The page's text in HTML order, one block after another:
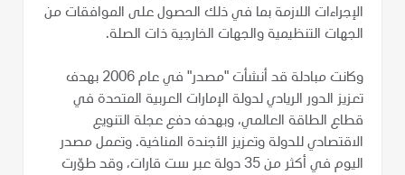
الإجراءات اللازمة بما في ذلك الحصول على الموافقات من
الجهات التنظيمية والجهات الخارجية ذات الصلة.
وكانت مبادلة قد أنشأت "مصدر" في عام 2006 بهدف
تعزيز الدور الريادي لدولة الإمارات العربية المتحدة في
قطاع الطاقة العالمي، وبهدف دفع عجلة التنويع
الاقتصادي للدولة وتعزيز الأجندة المناخية. وتعمل مصدر
اليوم في أكثر من 35 دولة عبر ست قارات، وقد طوّرت